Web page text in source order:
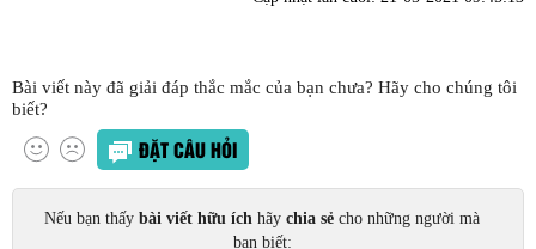
Bài viết này đã giải đáp thắc mắc của bạn chưa? Hãy cho chúng tôi
biết?
ĐẶT CÂU HỎI
Nếu bạn thấy bài viết hữu ích hãy chia sẻ cho những người mà
bạn biết: